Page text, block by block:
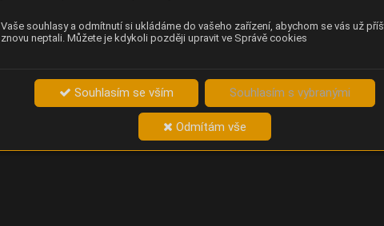
Vaše souhlasy a odmítnutí si ukládáme do vašeho zařízení, abychom se vás už
znovu neptali. Můžete je kdykoli později upravit ve Správě cookies
Souhlasím se vším Souhlasím s vybranými
Odmítám vše